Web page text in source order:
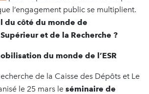
l’engagement public se multiplient.
du côté du monde de
et de la Recherche ?
du monde de l’ESR
de la Caisse des Dépôts et Le
le 25 mars le séminaire de